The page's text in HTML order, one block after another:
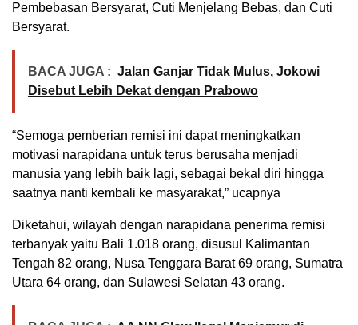
Pembebasan Bersyarat, Cuti Menjelang Bebas, dan Cuti
Bersyarat.
BACA JUGA : Jalan Ganjar Tidak Mulus, Jokowi
Disebut Lebih Dekat dengan Prabowo
“Semoga pemberian remisi ini dapat meningkatkan
motivasi narapidana untuk terus berusaha menjadi
manusia yang lebih baik lagi, sebagai bekal diri hingga
saatnya nanti kembali ke masyarakat,” ucapnya
Diketahui, wilayah dengan narapidana penerima remisi
terbanyak yaitu Bali 1.018 orang, disusul Kalimantan
Tengah 82 orang, Nusa Tenggara Barat 69 orang, Sumatra
Utara 64 orang, dan Sulawesi Selatan 43 orang.